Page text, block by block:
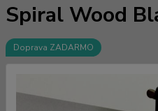
Spiral Wood
Doprava ZADARMO